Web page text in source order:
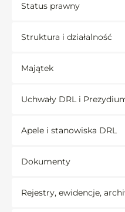
Status prawny
Struktura i działalność
Majątek
Uchwały DRL i
Apele i stanowiska DRL
Dokumenty
Rejestry, ewidencje,